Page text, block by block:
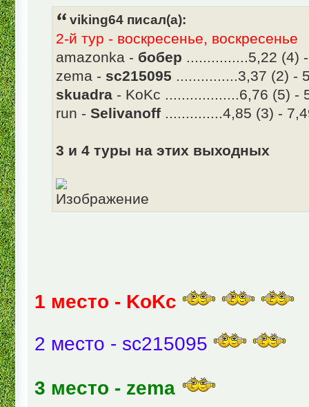
viking64 писал(а):
2-й тур - воскресенье, воскресенье
amazonka - бобер ...............5,22 (4)
zema - sc215095 ...............3,37 (2) -
skuadra - KoKc ..................6,76 (5) -
run - Selivanoff ..............4,85 (3) -
3 и 4 туры на этих выходных
1 место - KoKc
2 место - sc215095
3 место - zema